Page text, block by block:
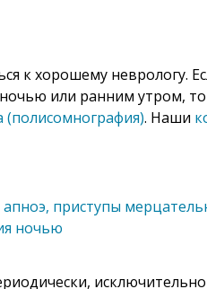
к хорошему неврологу.
или ранним утром,
(полисомнография). Наши
апноэ, приступы
ночью